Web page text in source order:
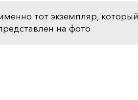
тот экземпляр, который
на фото